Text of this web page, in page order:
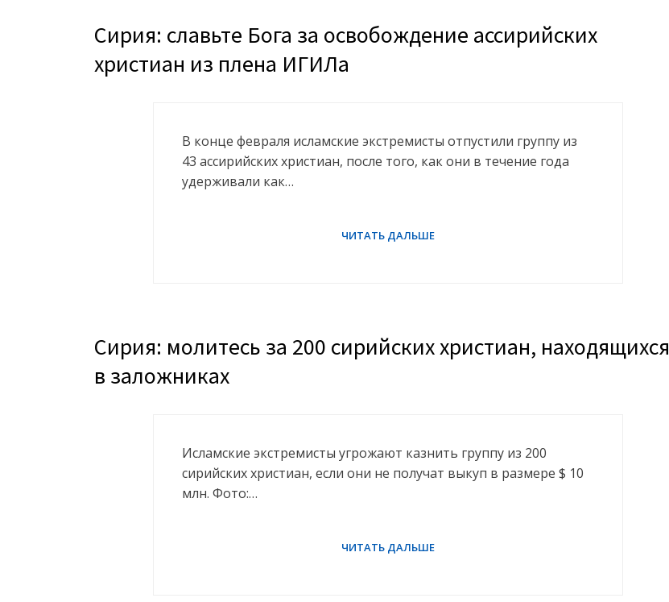
Сирия: славьте Бога за освобождение ассирийских
христиан из плена ИГИЛа
В конце февраля исламские экстремисты отпустили группу из
43 ассирийских христиан, после того, как они в течение года
удерживали как…
Сирия: молитесь за 200 сирийских христиан, находящихся
в заложниках
Исламские экстремисты угрожают казнить группу из 200
сирийских христиан, если они не получат выкуп в размере $ 10
млн. Фото:…